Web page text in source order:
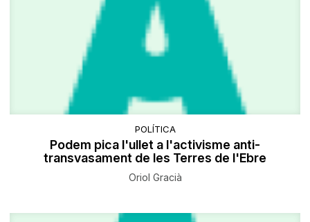
POLÍTICA
Podem pica l'ullet a l'activisme anti-
transvasament de les Terres de l'Ebre
Oriol Gracià